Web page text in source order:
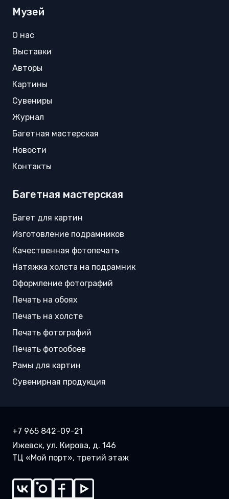
Музей
О нас
Выставки
Авторы
Картины
Сувениры
Журнал
Багетная мастерская
Новости
Контакты
Багетная мастерская
Багет для картин
Изготовление подрамников
Качественная фотопечать
Натяжка холста на подрамник
Оформление фотографий
Печать на обоях
Печать на холсте
Печать фотографий
Печать фотообоев
Рамы для картин
Сувенирная продукция
+7 965 842-09-21
Ижевск, ул. Кирова, д. 146
ТЦ «Мой порт», третий этаж